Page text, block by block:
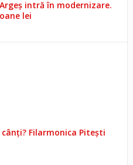
intră în modernizare.
lei
Filarmonica Pitești